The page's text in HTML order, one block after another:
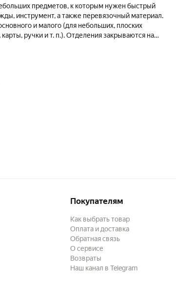
предметов, к которым нужен быстрый
инструмент, а также перевязочный материал.
и малого (для небольших, плоских
ручки и т. п.). Отделения закрываются на
к бронежилету или разгрузочной системе
в области живота. Материал изготовления –
Покупателям
Как выбрать товар
Оплата и доставка
Обратная связь
О сервисе
Возвраты
Наш канал в Telegram